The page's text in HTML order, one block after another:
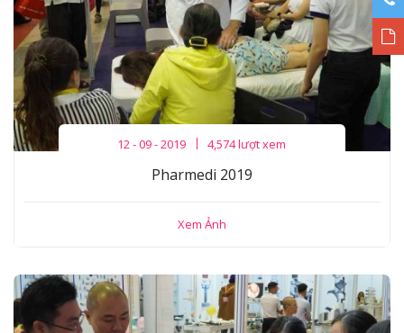
12 - 09 - 2019 4,574 lượt xem
Pharmedi 2019
Xem Ảnh